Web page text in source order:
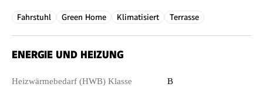
Fahrstuhl Green Home Klimatisiert Terrasse
ENERGIE UND HEIZUNG
Heizwärmebedarf (HWB) Klasse
B